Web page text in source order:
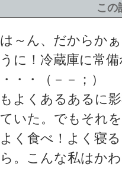
この
～ん、だからか
に！冷蔵庫に常
・・（－－；）
よくあるあるに
いた。でもそれ
く食べ！よく寝
。こんな私はか